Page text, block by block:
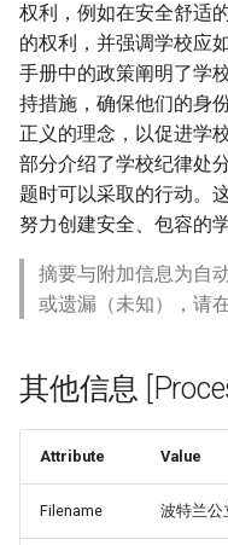
权利，例如在安全舒适
的权利，并强调学校应
手册中的政策阐明了学
持措施，确保他们的身
正义的理念，以促进学
部分介绍了学校纪律处
题时可以采取的行动。
努力创建安全、包容的
摘要与附加信息为自
或遗漏（未知），请
其他信息
Attribute Value
Filename 波特兰公